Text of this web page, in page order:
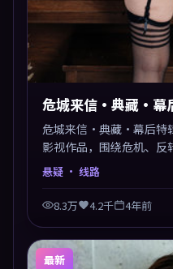
危城来信·典藏·幕
危城来信·典藏·幕后特
影视作品，围绕危机、反
紧凑，值得推荐观看。
悬疑 · 线路
8.3万 4.2千 4年前
最新